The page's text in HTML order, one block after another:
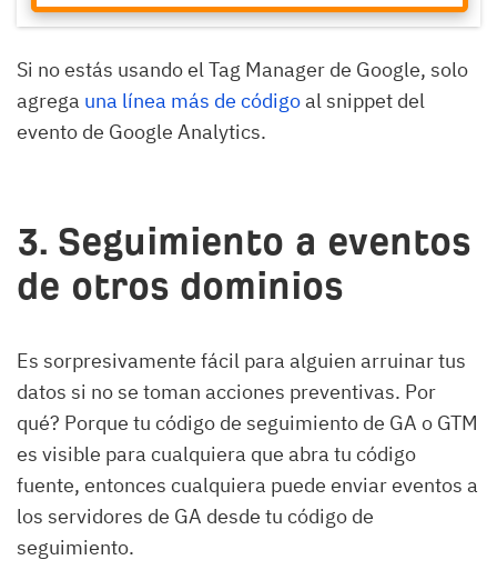
Si no estás usando el Tag Manager de Google, solo
agrega una línea más de códigoal snippet del
evento de Google Analytics.
3. Seguimiento a eventos
de otros dominios
Es sorpresivamente fácil para alguien arruinar tus
datos si no se toman acciones preventivas. Por
qué? Porque tu código de seguimiento de GA o GTM
es visible para cualquiera que abra tu código
fuente, entonces cualquiera puede enviar eventos a
los servidores de GA desde tu código de
seguimiento.